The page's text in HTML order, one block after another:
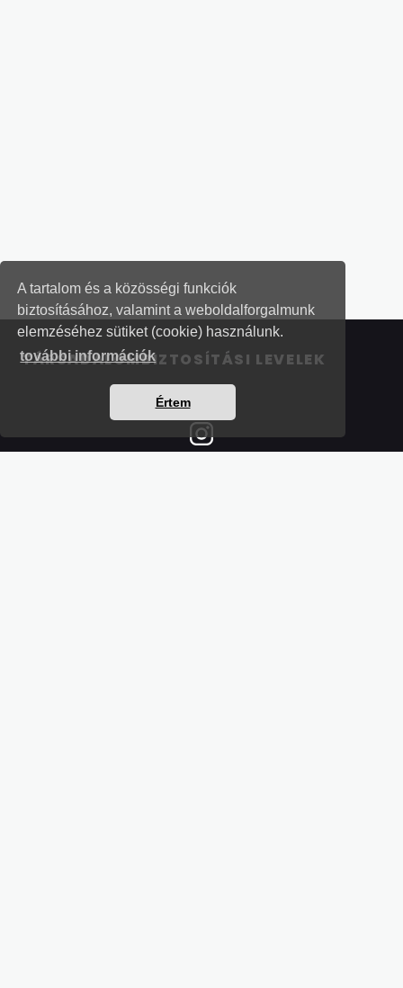
A tartalom és a közösségi funkciók
biztosításához, valamint a weboldalforgalmunk
elemzéséhez sütiket (cookie) használunk.
további információk
Értem
TÁRSADALOMBIZTOSÍTÁSI LEVELEK